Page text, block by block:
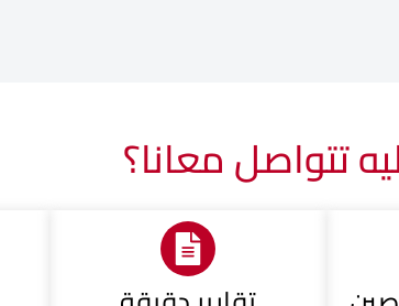
تتواصل معانا؟